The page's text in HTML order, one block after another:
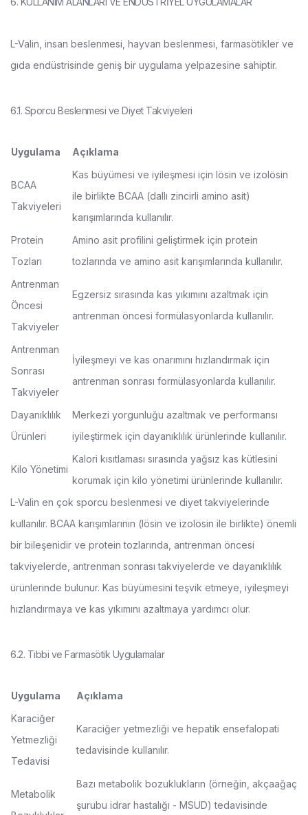
L-Valin, insan beslenmesi, hayvan beslenmesi, farmasötikler ve
gıda endüstrisinde geniş bir uygulama yelpazesine sahiptir.
6.1. Sporcu Beslenmesi ve Diyet Takviyeleri
Uygulama Açıklama
BCAA
Takviyeleri
Kas büyümesi ve iyileşmesi için lösin ve izolösin
ile birlikte BCAA (dallı zincirli amino asit)
karışımlarında kullanılır.
Protein
Tozları
Amino asit profilini geliştirmek için protein
tozlarında ve amino asit karışımlarında kullanılır.
Antrenman
Öncesi
Takviyeler
Egzersiz sırasında kas yıkımını azaltmak için
antrenman öncesi formülasyonlarda kullanılır.
Antrenman
Sonrası
Takviyeler
İyileşmeyi ve kas onarımını hızlandırmak için
antrenman sonrası formülasyonlarda kullanılır.
Dayanıklılık
Ürünleri
Merkezi yorgunluğu azaltmak ve performansı
iyileştirmek için dayanıklılık ürünlerinde kullanılır.
Kilo Yönetimi
Kalori kısıtlaması sırasında yağsız kas kütlesini
korumak için kilo yönetimi ürünlerinde kullanılır.
L-Valin en çok sporcu beslenmesi ve diyet takviyelerinde
kullanılır. BCAA karışımlarının (lösin ve izolösin ile birlikte) önemli
bir bileşenidir ve protein tozlarında, antrenman öncesi
takviyelerde, antrenman sonrası takviyelerde ve dayanıklılık
ürünlerinde bulunur. Kas büyümesini teşvik etmeye, iyileşmeyi
hızlandırmaya ve kas yıkımını azaltmaya yardımcı olur.
6.2. Tıbbi ve Farmasötik Uygulamalar
Uygulama
Açıklama
Karaciğer
Yetmezliği
Tedavisi
Karaciğer yetmezliği ve hepatik ensefalopati
tedavisinde kullanılır.
Metabolik
Bazı metabolik bozuklukların (örneğin, akçaağaç
şurubu idrar hastalığı - MSUD) tedavisinde